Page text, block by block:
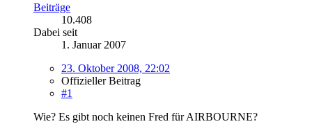
Beiträge
10.408
Dabei seit
1. Januar 2007
23. Oktober 2008, 22:02
Offizieller Beitrag
#1
Wie? Es gibt noch keinen Fred für AIRBOURNE?